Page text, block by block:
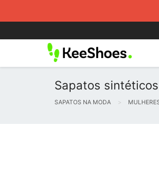
Sapatos
SAPATOS NA MODA